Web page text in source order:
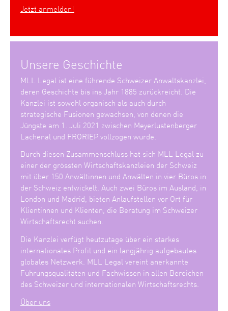
Jetzt anmelden!
Unsere Geschichte
MLL Legal ist eine führende Schweizer Anwaltskanzlei,
deren Geschichte bis ins Jahr 1885 zurückreicht. Die
Kanzlei ist sowohl organisch als auch durch
strategische Fusionen gewachsen, von denen die
Jüngste am 1. Juli 2021 zwischen Meyerlustenberger
Lachenal und FRORIEP vollzogen wurde.
Durch diesen Zusammenschluss hat sich MLL Legal zu
einer der grössten Wirtschaftskanzleien der Schweiz
mit über 150 Anwältinnen und Anwälten in vier Büros in
der Schweiz entwickelt. Auch zwei Büros im Ausland, in
London und Madrid, bieten Anlaufstellen vor Ort für
Klientinnen und Klienten, die Beratung im Schweizer
Wirtschaftsrecht suchen.
Die Kanzlei verfügt heutzutage über ein starkes
internationales Profil und ein langjährig aufgebautes
globales Netzwerk. MLL Legal vereint anerkannte
Führungsqualitäten und Fachwissen in allen Bereichen
des Schweizer und internationalen Wirtschaftsrechts.
Über uns